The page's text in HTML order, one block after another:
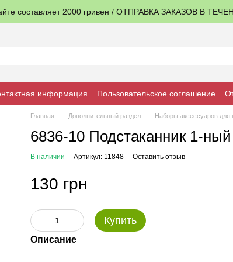
составляет 2000 гривен / ОТПРАВКА ЗАКАЗОВ В
информация Пользовательское соглашение
Главная Дополнительный раздел Наборы аксессуаров для
6836-10 Подстаканник 1-
В наличии Артикул: 11848 Оставить отзыв
130 грн
Купить
Описание